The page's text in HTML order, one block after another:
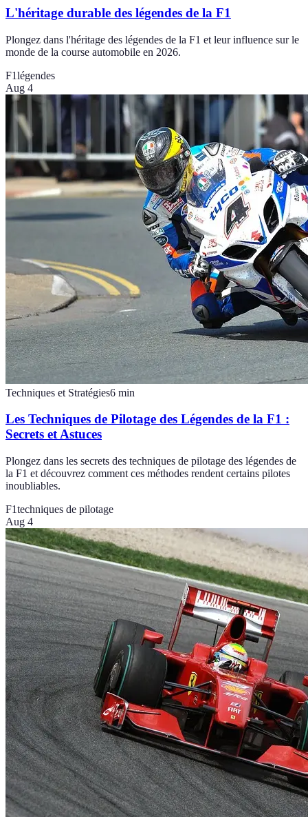
L'héritage durable des légendes de la F1
Plongez dans l'héritage des légendes de la F1 et leur influence sur le
monde de la course automobile en 2026.
F1légendes
Aug 4
Techniques et Stratégies6 min
Les Techniques de Pilotage des Légendes de la F1 :
Secrets et Astuces
Plongez dans les secrets des techniques de pilotage des légendes de
la F1 et découvrez comment ces méthodes rendent certains pilotes
inoubliables.
F1techniques de pilotage
Aug 4